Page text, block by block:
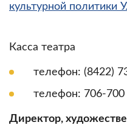
культурной политики
Касса театра
телефон: (8422)
телефон: 706-700
Директор,